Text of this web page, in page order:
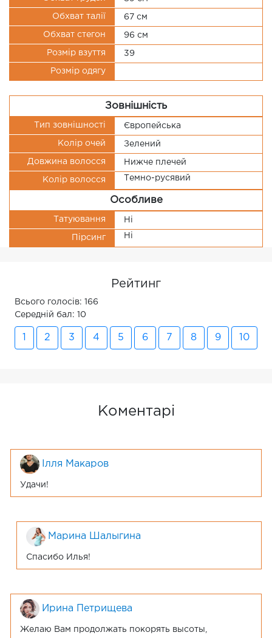
Обхват талії 67 см
Обхват стегон 96 см
Розмір взуття 39
Розмір одягу
Зовнішність
Тип зовнішності Європейська
Колір очей Зелений
Довжина волосся Нижче плечей
Колір волосся Темно-русявий
Особливе
Татуювання Ні
Пірсинг Ні
Рейтинг
Всього голосів: 166
Середній бал: 10
2 3 4 5 6 7 8 9 10
Коментарі
Ілля Макаров
Удачи!
Марина Шалыгина
Спасибо Илья!
Ирина Петрищева
Желаю Вам продолжать покорять высоты,